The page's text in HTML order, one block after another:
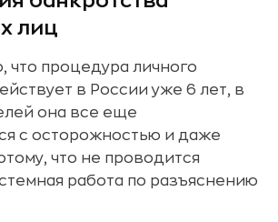
лиц
что процедура личного
в России уже 6 лет, в
она все еще
с осторожностью и даже
что не проводится
работа по разъяснению